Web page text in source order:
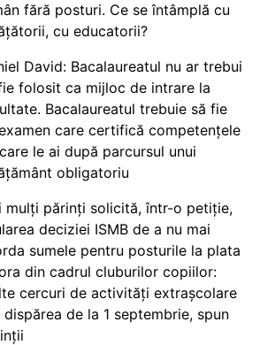
fără posturi. Ce se întâmplă cu
cu educatorii?
David: Bacalaureatul nu ar trebui
folosit ca mijloc de intrare la
Bacalaureatul trebuie să fie
care certifică competențele
le ai după parcursul unui
obligatoriu
mulți părinți solicită, într-o petiție,
deciziei ISMB de a nu mai
sumele pentru posturile la plata
din cadrul cluburilor copiilor:
cercuri de activități extrașcolare
de la 1 septembrie, spun